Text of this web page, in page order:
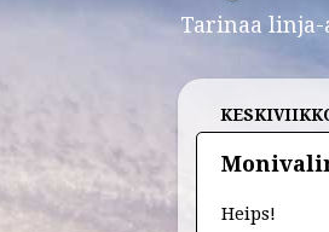
Tarinaa
Heips!